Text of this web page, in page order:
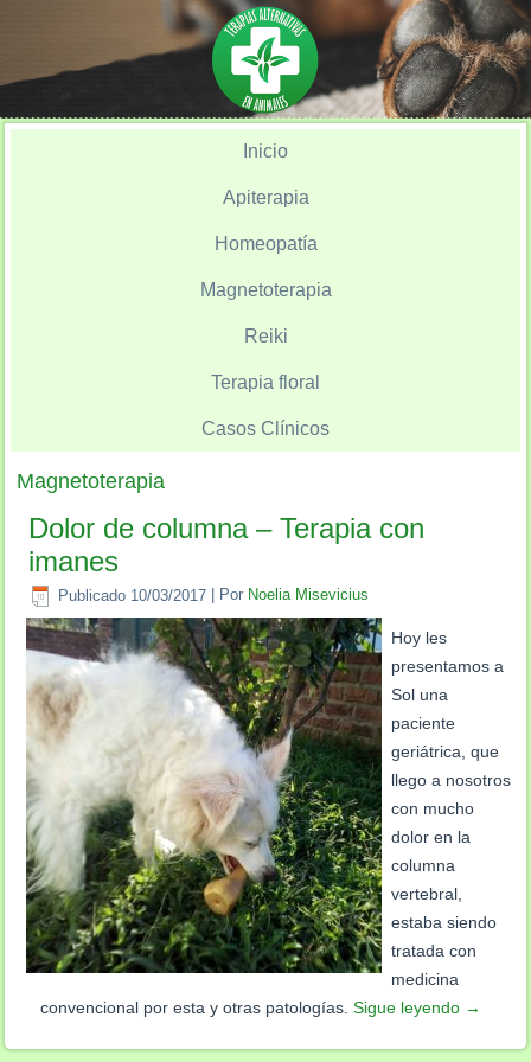
Inicio
Apiterapia
Homeopatía
Magnetoterapia
Reiki
Terapia floral
Casos Clínicos
Magnetoterapia
Dolor de columna – Terapia con
imanes
Publicado 10/03/2017 Por Noelia Misevicius
Hoy les
presentamos a
Sol una
paciente
geriátrica, que
llego a nosotros
con mucho
dolor en la
columna
vertebral,
estaba siendo
tratada con
medicina
convencional por esta y otras patologías.Sigue leyendo →